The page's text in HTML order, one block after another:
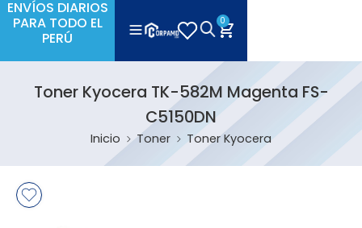
ENVÍOS DIARIOS
PARA TODO EL
PERÚ
0
Toner Kyocera TK-582M Magenta FS-
C5150DN
Inicio Toner Toner Kyocera